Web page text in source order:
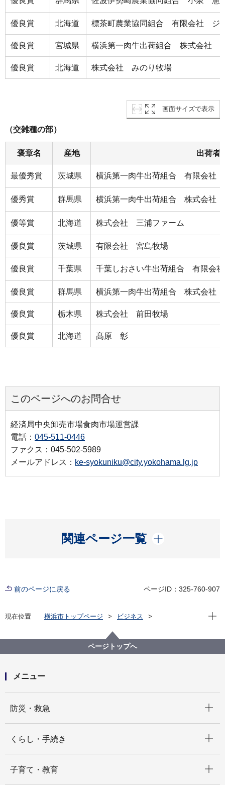
優良賞 北海道 標茶町農業協同組合 有限会社 ジ
優良賞 宮城県 横浜第一肉牛出荷組合 株式会社
優良賞 北海道 株式会社 みのり牧場
画面サイズで表示
（交雑種の部）
褒章名 産地 出荷者
最優秀賞 茨城県 横浜第一肉牛出荷組合 有限会社
優秀賞 群馬県 横浜第一肉牛出荷組合 株式会社
優等賞 北海道 株式会社 三浦ファーム
優良賞 茨城県 有限会社 宮島牧場
優良賞 千葉県 千葉しおさい牛出荷組合 有限会
優良賞 群馬県 横浜第一肉牛出荷組合 株式会社
優良賞 栃木県 株式会社 前田牧場
優良賞 北海道 髙原 彰
このページへのお問合せ
経済局中央卸売市場食肉市場運営課
電話： 045-511-0446
ファクス：045-502-5989
メールアドレス： ke-syokuniku@city.yokohama.lg.jp
関連ページ一覧
開く
前のページに戻る ページID：325-760-907
現在位置 横浜市トップページ
ビジネス
第38回横浜食肉市場ミート・フェア
現在
ページトップへ
メニュー
防災・救急
くらし・手続き
子育て・教育